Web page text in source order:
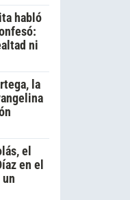
habló
ni
la
el
en el